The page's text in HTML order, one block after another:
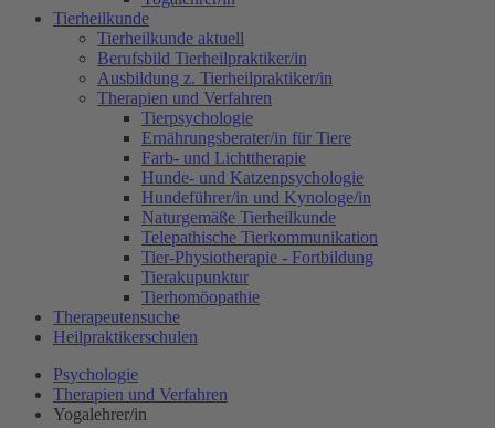
Tierheilkunde
Tierheilkunde aktuell
Berufsbild Tierheilpraktiker/in
Ausbildung z. Tierheilpraktiker/in
Therapien und Verfahren
Tierpsychologie
Ernährungsberater/in für Tiere
Farb- und Lichttherapie
Hunde- und Katzenpsychologie
Hundeführer/in und Kynologe/in
Naturgemäße Tierheilkunde
Telepathische Tierkommunikation
Tier-Physiotherapie - Fortbildung
Tierakupunktur
Tierhomöopathie
Therapeutensuche
Heilpraktikerschulen
Psychologie
Therapien und Verfahren
Yogalehrer/in